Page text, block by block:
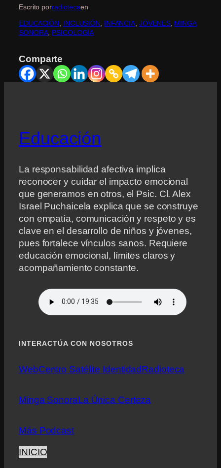
Escrito porradiotecaen
EDUCACIÓN INCLUSIÓN INFANCIA JÓVENES MINGA
SONORA, PSICOLOGÍA
Comparte
Educación
La responsabilidad afectiva implica
reconocer y cuidar el impacto emocional
que generamos en otros, el Psic. Cl. Alex
Israel Puchaicela explica que se construye
con empatía, comunicación y respeto y es
clave en el desarrollo de niños y jóvenes,
pues fortalece vínculos sanos. Requiere
educación emocional, límites claros y
acompañamiento constante.
INTERACTÚA CON NOSOTROS
WebCentro Satélite IdentidadRadioteca
Minga SonoraLa Única Certeza
Más Podcast
INICIO